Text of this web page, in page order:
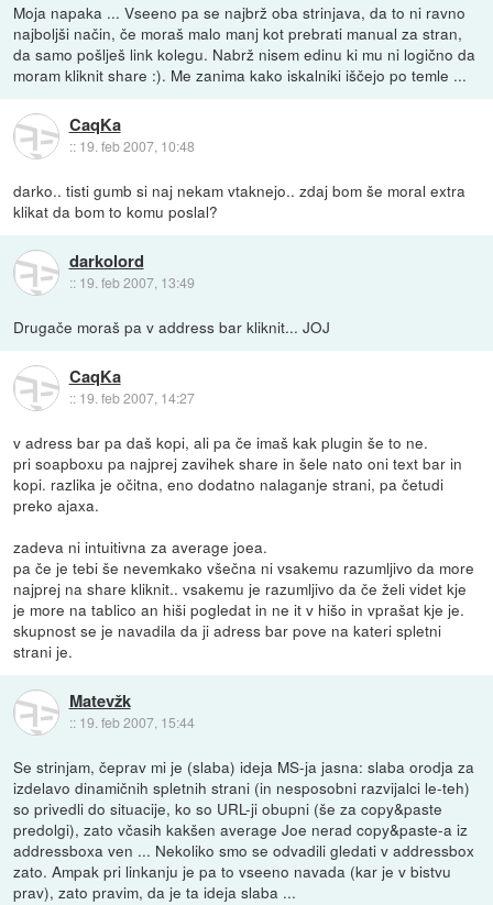
Moja napaka ... Vseeno pa se najbrž oba strinjava, da to ni ravno
najboljši način, če moraš malo manj kot prebrati manual za stran,
da samo pošlješ link kolegu. Nabrž nisem edinu ki mu ni logično da
moram kliknit share :). Me zanima kako iskalniki iščejo po temle ...
CaqKa
:: 19. feb 2007, 10:48
darko.. tisti gumb si naj nekam vtaknejo.. zdaj bom še moral extra
klikat da bom to komu poslal?
darkolord
:: 19. feb 2007, 13:49
Drugače moraš pa v address bar kliknit... JOJ
CaqKa
:: 19. feb 2007, 14:27
v adress bar pa daš kopi, ali pa če imaš kak plugin še to ne.
pri soapboxu pa najprej zavihek share in šele nato oni text bar in
kopi. razlika je očitna, eno dodatno nalaganje strani, pa četudi
preko ajaxa.
zadeva ni intuitivna za average joea.
pa če je tebi še nevemkako všečna ni vsakemu razumljivo da more
najprej na share kliknit.. vsakemu je razumljivo da če želi videt kje
je more na tablico an hiši pogledat in ne it v hišo in vprašat kje je.
skupnost se je navadila da ji adress bar pove na kateri spletni
strani je.
Matevžk
:: 19. feb 2007, 15:44
Se strinjam, čeprav mi je (slaba) ideja MS-ja jasna: slaba orodja za
izdelavo dinamičnih spletnih strani (in nesposobni razvijalci le-teh)
so privedli do situacije, ko so URL-ji obupni (še za copy&paste
predolgi), zato včasih kakšen average Joe nerad copy&paste-a iz
addressboxa ven ... Nekoliko smo se odvadili gledati v addressbox
zato. Ampak pri linkanju je pa to vseeno navada (kar je v bistvu
prav), zato pravim, da je ta ideja slaba ...